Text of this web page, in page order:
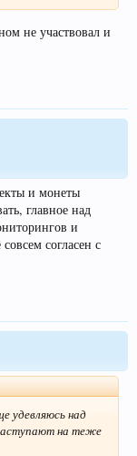
не участвовал и
и монеты
главное над
и
согласен с
удевляюсь над
на теже